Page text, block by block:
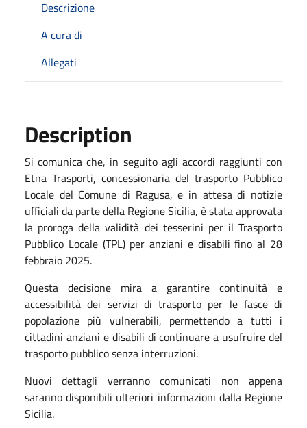
Descrizione
A cura di
Allegati
Description
Si comunica che, in seguito agli accordi raggiunti con
Etna Trasporti, concessionaria del trasporto Pubblico
Locale del Comune di Ragusa, e in attesa di notizie
ufficiali da parte della Regione Sicilia, è stata approvata
la proroga della validità dei tesserini per il Trasporto
Pubblico Locale (TPL) per anziani e disabili fino al 28
febbraio 2025.
Questa decisione mira a garantire continuità e
accessibilità dei servizi di trasporto per le fasce di
popolazione più vulnerabili, permettendo a tutti i
cittadini anziani e disabili di continuare a usufruire del
trasporto pubblico senza interruzioni.
Nuovi dettagli verranno comunicati non appena
saranno disponibili ulteriori informazioni dalla Regione
Sicilia.